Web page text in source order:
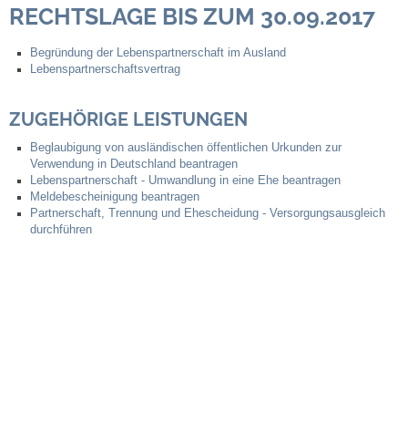
Zahlen & Fakten
Steuern
Gebühren und Beiträge
RECHTSLAGE BIS ZUM 30.09.2017
Begründung der Lebenspartnerschaft im Ausland
Lebenspartnerschaftsvertrag
ZUGEHÖRIGE LEISTUNGEN
Beglaubigung von ausländischen öffentlichen Urkunden zur
Verwendung in Deutschland beantragen
Lebenspartnerschaft - Umwandlung in eine Ehe beantragen
Meldebescheinigung beantragen
Partnerschaft, Trennung und Ehescheidung - Versorgungsausgleich
durchführen